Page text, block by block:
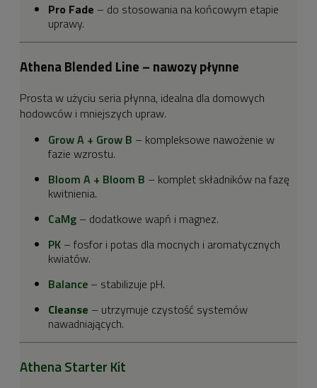
Pro Fade – do stosowania na końcowym etapie
uprawy.
Athena Blended Line – nawozy płynne
Prosta w użyciu seria płynna, idealna dla domowych
hodowców i mniejszych upraw.
Grow A + Grow B – kompleksowe nawożenie w
fazie wzrostu.
Bloom A + Bloom B – komplet składników na fazę
kwitnienia.
CaMg – dodatkowe wapń i magnez.
PK – fosfor i potas dla mocnych i aromatycznych
kwiatów.
Balance – stabilizuje pH.
Cleanse – utrzymuje czystość systemów
nawadniających.
Athena Starter Kit